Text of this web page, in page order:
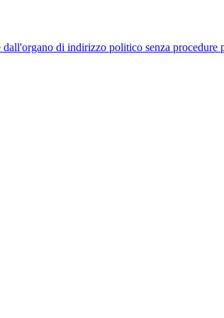
di indirizzo politico senza procedure